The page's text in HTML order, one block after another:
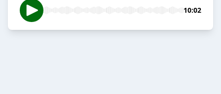
10:02